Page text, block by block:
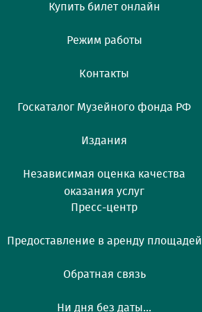
Купить билет онлайн
Режим работы
Контакты
Госкаталог Музейного фонда РФ
Издания
Независимая оценка качества
оказания услуг
Пресс-центр
Предоставление в аренду площадей
Обратная связь
Ни дня без даты...